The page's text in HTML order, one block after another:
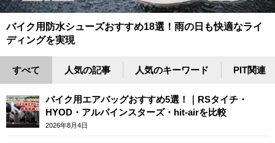
バイク用防水シューズおすすめ18選！雨の日も快適なライ
ディングを実現
すべて 人気の記事 人気のキーワード PIT関連
バイク用エアバッグおすすめ5選！｜RSタイチ・
HYOD・アルパインスターズ・hit-airを比較
2026年8月4日